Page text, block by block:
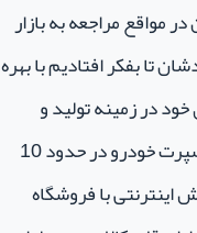
مواقع مراجعه به بازار
تا بفکر افتادیم با بهره
در زمینه تولید و
فروش لوازم جانبی و اسپرت خودرو در حدود 10
با فروشگاه